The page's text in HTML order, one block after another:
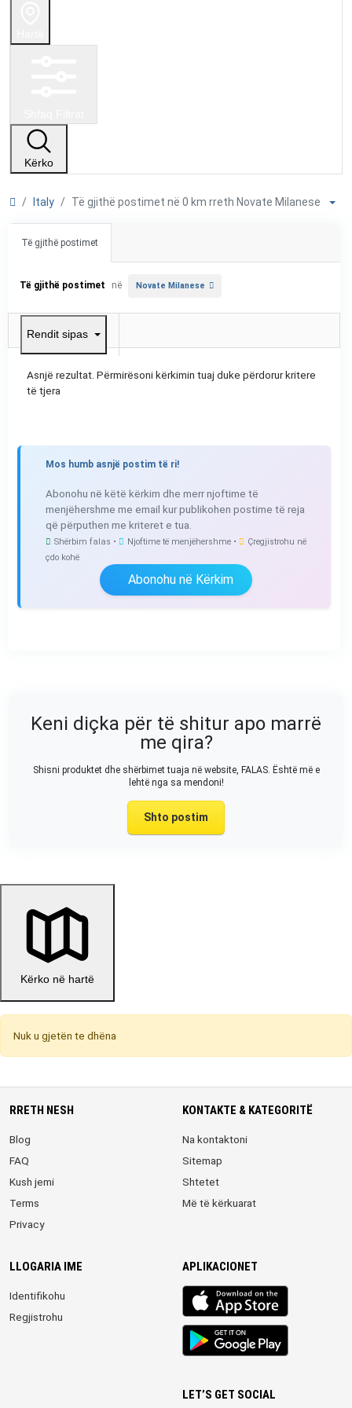
Kërko
Italy Të gjithë postimet në 0 km rreth Novate Milanese
Të gjithë postimet
Të gjithë postimet në Novate Milanese
Rendit sipas
Asnjë rezultat. Përmirësoni kërkimin tuaj duke përdorur kritere
të tjera
Mos humb asnjë postim të ri!
Abonohu në këtë kërkim dhe merr njoftime të
menjëhershme me email kur publikohen postime të reja
që përputhen me kriteret e tua.
Shërbim falas • Njoftime të menjëhershme •
Çregjistrohu në
çdo kohë
Abonohu në Kërkim
Keni diçka për të shitur apo marrë
me qira?
Shisni produktet dhe shërbimet tuaja në website, FALAS. Është më e
lehtë nga sa mendoni!
Shto postim
Kërko në hartë
Nuk u gjetën te dhëna
RRETH NESH
Blog
FAQ
Kush jemi
Terms
Privacy
KONTAKTE & KATEGORITË
Na kontaktoni
Sitemap
Shtetet
Më të kërkuarat
LLOGARIA IME
Identifikohu
Regjistrohu
APLIKACIONET
iOS
app
Android
App
LET’S GET SOCIAL